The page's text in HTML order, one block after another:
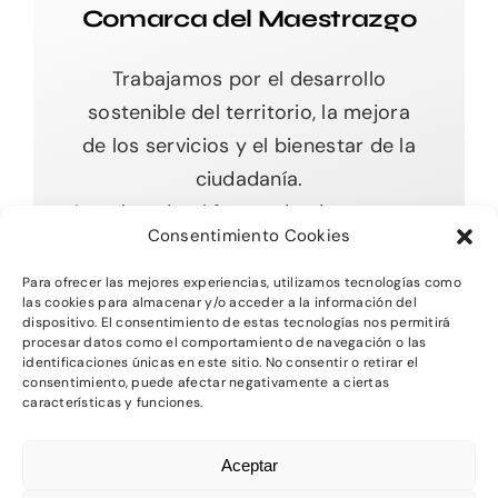
Consentimiento Cookies
Para ofrecer las mejores experiencias, utilizamos tecnologías como
las cookies para almacenar y/o acceder a la información del
dispositivo. El consentimiento de estas tecnologías nos permitirá
procesar datos como el comportamiento de navegación o las
identificaciones únicas en este sitio. No consentir o retirar el
consentimiento, puede afectar negativamente a ciertas
características y funciones.
Aceptar
Comarca del Maestrazgo
Trabajamos por el desarrollo
sostenible del territorio, la mejora
de los servicios y el bienestar de la
ciudadanía.
Impulsando el futuro desde nuestras
raíces.
Toggle
Navigation
Inicio
Aviso Legal-Política de Privacidad